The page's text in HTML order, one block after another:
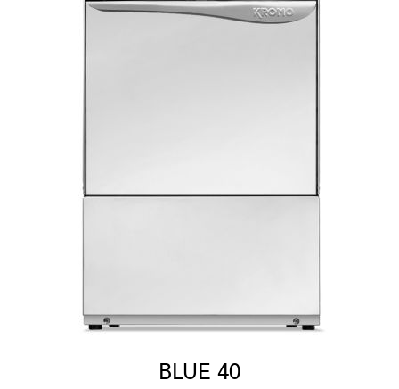
BLUE 40